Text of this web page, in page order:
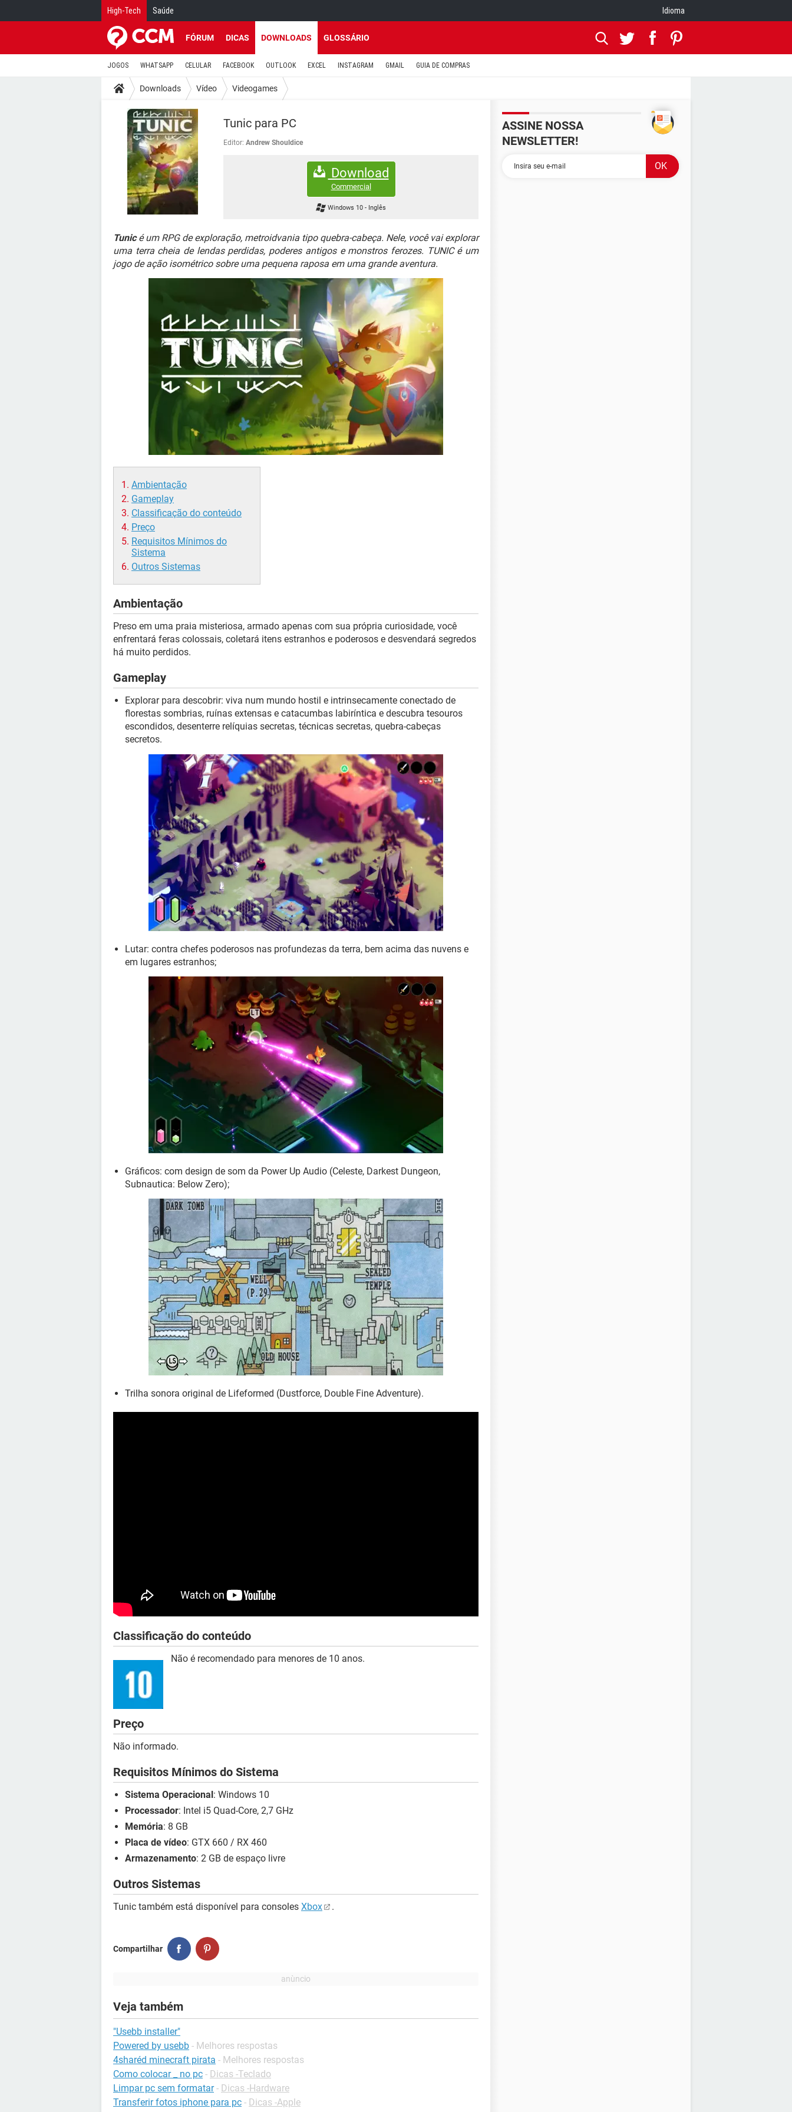
High-Tech Saúde Idioma
FÓRUM DICAS DOWNLOADS GLOSSÁRIO
JOGOS WHATSAPP CELULAR FACEBOOK OUTLOOK EXCEL INSTAGRAM GMAIL GUIA DE COMPRAS
Downloads Vídeo Videogames
Tunic para PC
Editor: Andrew Shouldice
Download
Commercial
Windows 10- Inglês
Tunicé um RPG de exploração, metroidvania tipo quebra-cabeça. Nele, você vai explorar
uma terra cheia de lendas perdidas, poderes antigos e monstros ferozes. TUNIC é um
jogo de ação isométrico sobre uma pequena raposa em uma grande aventura.
Ambientação
Gameplay
Classificação do conteúdo
Preço
Requisitos Mínimos do
Sistema
Outros Sistemas
Ambientação
Preso em uma praia misteriosa, armado apenas com sua própria curiosidade, você
enfrentará feras colossais, coletará itens estranhos e poderosos e desvendará segredos
há muito perdidos.
Gameplay
Explorar para descobrir: viva num mundo hostil e intrinsecamente conectado de
florestas sombrias, ruínas extensas e catacumbas labiríntica e descubra tesouros
escondidos, desenterre relíquias secretas, técnicas secretas, quebra-cabeças
secretos.
Lutar: contra chefes poderosos nas profundezas da terra, bem acima das nuvens e
em lugares estranhos;
Gráficos: com design de som da Power Up Audio (Celeste, Darkest Dungeon,
Subnautica: Below Zero);
Trilha sonora original de Lifeformed (Dustforce, Double Fine Adventure).
Classificação do conteúdo
Não é recomendado para menores de 10 anos.
Preço
Não informado.
Requisitos Mínimos do Sistema
Sistema Operacional : Windows 10
Processador: Intel i5 Quad-Core, 2,7 GHz
Memória: 8 GB
Placa de vídeo: GTX 660 / RX 460
Armazenamento: 2 GB de espaço livre
Outros Sistemas
Tunic também está disponível para consoles Xbox .
Compartilhar
Veja também
"Usebb installer"
Powered by usebb - Melhores respostas
4sharéd minecraft pirata - Melhores respostas
Como colocar _ no pc - Dicas -Teclado
Limpar pc sem formatar - Dicas -Hardware
Transferir fotos iphone para pc - Dicas -Apple
ASSINE NOSSA
NEWSLETTER!